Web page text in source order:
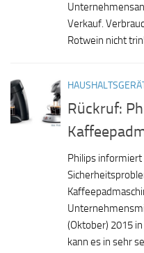
Verkauf.
Rotwein nicht
Rückruf:
Philips
(Oktober) 2015
kann es in sehr